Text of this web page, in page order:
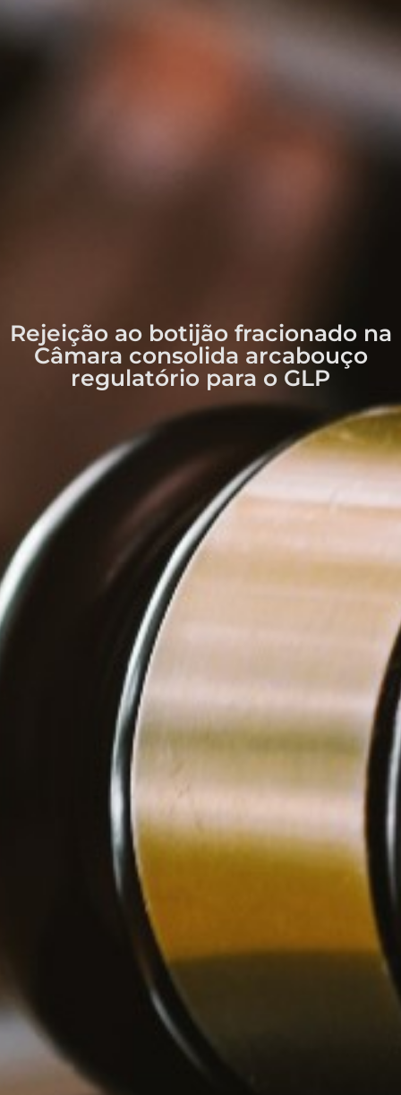
Rejeição ao botijão fracionado na
Câmara consolida arcabouço
regulatório para o GLP